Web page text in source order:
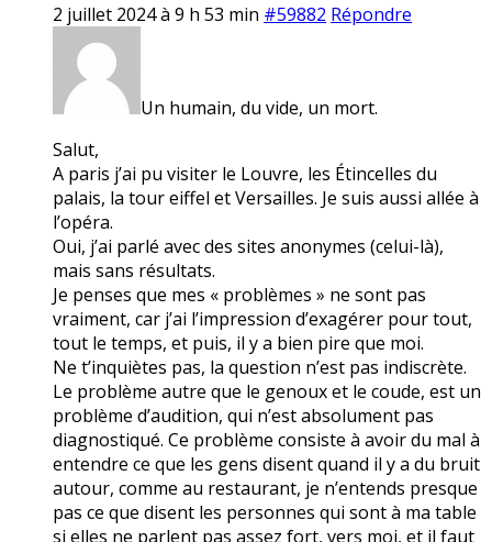
2 juillet 2024 à 9 h 53 min #59882 Répondre
Un humain, du vide, un mort.
Salut,
A paris j’ai pu visiter le Louvre, les Étincelles du
palais, la tour eiffel et Versailles. Je suis aussi allée à
l’opéra.
Oui, j’ai parlé avec des sites anonymes (celui-là),
mais sans résultats.
Je penses que mes « problèmes » ne sont pas
vraiment, car j’ai l’impression d’exagérer pour tout,
tout le temps, et puis, il y a bien pire que moi.
Ne t’inquiètes pas, la question n’est pas indiscrète.
Le problème autre que le genoux et le coude, est un
problème d’audition, qui n’est absolument pas
diagnostiqué. Ce problème consiste à avoir du mal à
entendre ce que les gens disent quand il y a du bruit
autour, comme au restaurant, je n’entends presque
pas ce que disent les personnes qui sont à ma table
si elles ne parlent pas assez fort, vers moi, et il faut